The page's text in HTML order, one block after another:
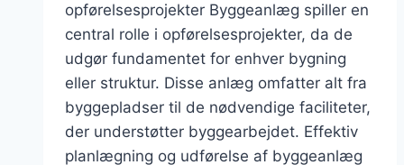
opførelsesprojekter Byggeanlæg spiller en
central rolle i opførelsesprojekter, da de
udgør fundamentet for enhver bygning
eller struktur. Disse anlæg omfatter alt fra
byggepladser til de nødvendige faciliteter,
der understøtter byggearbejdet. Effektiv
planlægning og udførelse af byggeanlæg